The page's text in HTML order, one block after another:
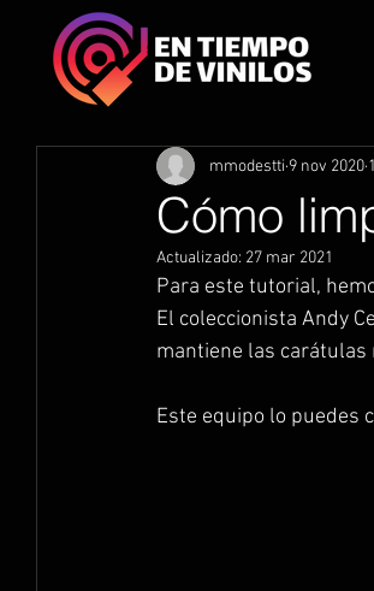
Cómo
mmodestti 9 nov 2020
Actualizado: 27 mar 2021
Para este tutorial,
El coleccionista Andy
mantiene las carátulas
Este equipo lo puedes